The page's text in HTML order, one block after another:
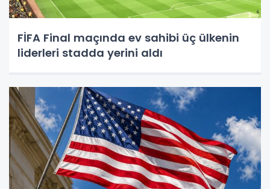
FİFA Final maçında ev sahibi üç ülkenin
liderleri stadda yerini aldı